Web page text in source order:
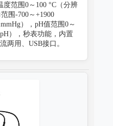
度范围0～100 °C（分辨
围-700～+1900
），pH值范围0～
），秒表功能，内置
两用、USB接口。